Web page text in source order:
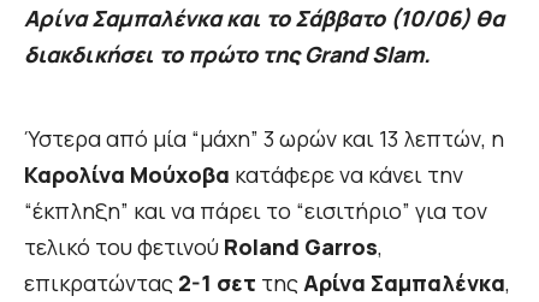
Αρίνα Σαμπαλένκα και το Σάββατο (10/06) θα
διακδικήσει το πρώτο της Grand Slam.
Ύστερα από μία “μάχη” 3 ωρών και 13 λεπτών, η
Καρολίνα Μούχοβα κατάφερε να κάνει την
“έκπληξη” και να πάρει το “εισιτήριο” για τον
τελικό του φετινού Roland Garros,
επικρατώντας 2-1 σετ της Αρίνα Σαμπαλένκα,